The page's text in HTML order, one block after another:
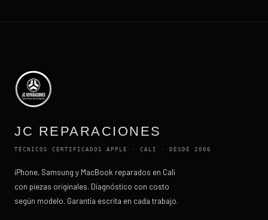
JC REPARACIONES
TÉCNICOS CERTIFICADOS APPLE · CALI · DESDE 2006
iPhone, Samsung y MacBook reparados en Cali
con piezas originales. Diagnóstico con costo
según modelo. Garantía escrita en cada trabajo.